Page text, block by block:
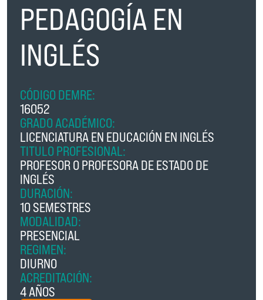
PEDAGOGÍA EN
INGLÉS
CÓDIGO DEMRE:
16052
GRADO ACADÉMICO:
LICENCIATURA EN EDUCACIÓN EN INGLÉS
TITULO PROFESIONAL:
PROFESOR O PROFESORA DE ESTADO DE
INGLÉS
DURACIÓN:
10 SEMESTRES
MODALIDAD:
PRESENCIAL
REGIMEN:
DIURNO
ACREDITACIÓN:
4 AÑOS